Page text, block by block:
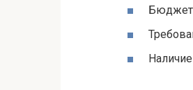
Бюджет